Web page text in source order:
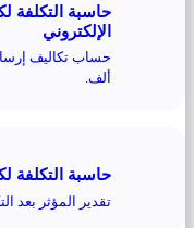
حاسبة التكلفة
الإلكتروني
حساب تكاليف
ألف.
حاسبة التكلفة
تقدير المؤثر بعد